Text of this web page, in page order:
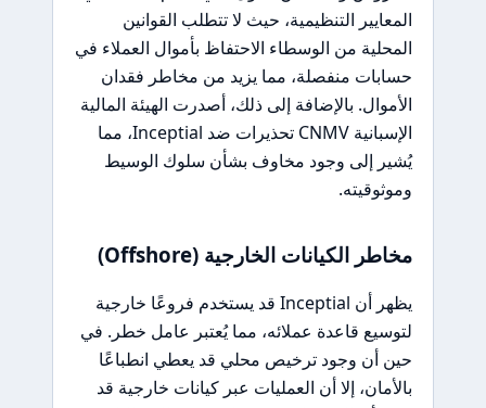
المعايير التنظيمية، حيث لا تتطلب القوانين
المحلية من الوسطاء الاحتفاظ بأموال العملاء في
حسابات منفصلة، مما يزيد من مخاطر فقدان
الأموال. بالإضافة إلى ذلك، أصدرت الهيئة المالية
الإسبانية CNMV تحذيرات ضد Inceptial، مما
يُشير إلى وجود مخاوف بشأن سلوك الوسيط
وموثوقيته.
مخاطر الكيانات الخارجية (Offshore)
يظهر أن Inceptial قد يستخدم فروعًا خارجية
لتوسيع قاعدة عملائه، مما يُعتبر عامل خطر. في
حين أن وجود ترخيص محلي قد يعطي انطباعًا
بالأمان، إلا أن العمليات عبر كيانات خارجية قد